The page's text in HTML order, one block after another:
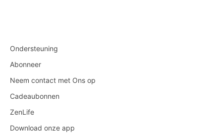
Ondersteuning
Abonneer
Neem contact met Ons op
Cadeaubonnen
ZenLife
Download onze app